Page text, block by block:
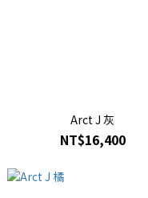
Arct J 灰
NT$16,400